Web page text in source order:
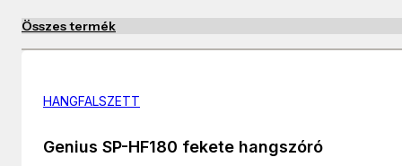
Összes termék
HANGFALSZETT
Genius SP-HF180 fekete hangszóró